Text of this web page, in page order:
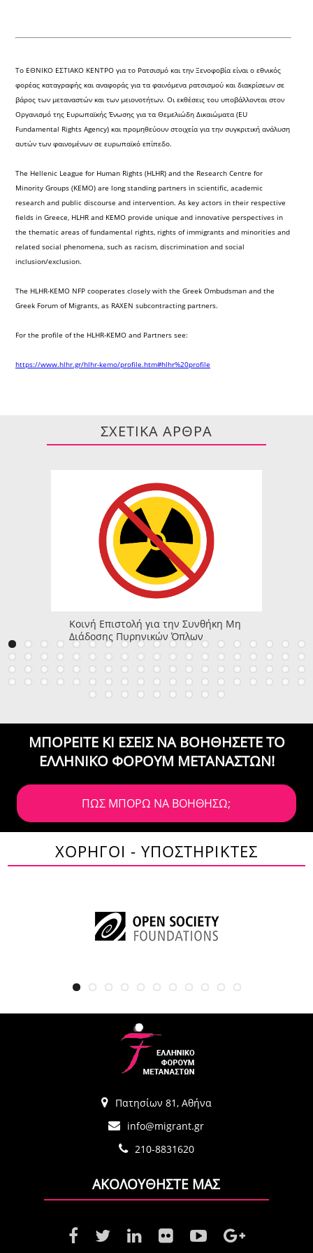
Το ΕΘΝΙΚΟ ΕΣΤΙΑΚΟ ΚΕΝΤΡΟ για το Ρατσισμό και την Ξενοφοβία είναι ο εθνικός
φορέας καταγραφής και αναφοράς για τα φαινόμενα ρατσισμού και διακρίσεων σε
βάρος των μεταναστών και των μειονοτήτων. Οι εκθέσεις του υποβάλλονται στον
Οργανισμό της Ευρωπαϊκής Ένωσης για τα Θεμελιώδη Δικαιώματα (EU
Fundamental Rights Agency) και προμηθεύουν στοιχεία για την συγκριτική ανάλυση
αυτών των φαινομένων σε ευρωπαϊκό επίπεδο.
The Hellenic League for Human Rights (HLHR) and the Research Centre for
Minority Groups (KEMO) are long standing partners in scientific, academic
research and public discourse and intervention. As key actors in their respective
fields in Greece, HLHR and KEMO provide unique and innovative perspectives in
the thematic areas of fundamental rights, rights of immigrants and minorities and
related social phenomena, such as racism, discrimination and social
inclusion/exclusion.
The HLHR-KEMO NFP cooperates closely with the Greek Ombudsman and the
Greek Forum of Migrants, as RAXEN subcontracting partners.
For the profile of the HLHR-KEMO and Partners see:
https://www.hlhr.gr/hlhr-kemo/profile.htm#hlhr%20profile
ΣΧΕΤΙΚΑ ΑΡΘΡΑ
Κοινή Επιστολή για την Συνθήκη Μη
Διάδοσης Πυρηνικών Όπλων
ΜΠΟΡΕΙΤΕ ΚΙ ΕΣΕΙΣ ΝΑ ΒΟΗΘΗΣΕΤΕΤΟ
ΕΛΛΗΝΙΚΟ ΦΟΡΟΥΜ ΜΕΤΑΝΑΣΤΩΝ!
ΠΩΣ ΜΠΟΡΩ ΝΑ ΒΟΗΘΗΣΩ;
ΧΟΡΗΓΟΙ - ΥΠΟΣΤΗΡΙΚΤΕΣ
Πατησίων 81, Αθήνα
info@migrant.gr
210-8831620
ΑΚΟΛΟΥΘΗΣΤΕ ΜΑΣ